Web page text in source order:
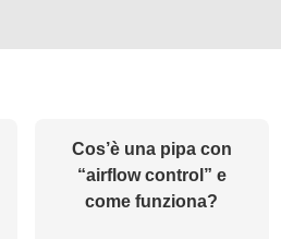
Cos’è una pipa con
“airflow control” e
come funziona?